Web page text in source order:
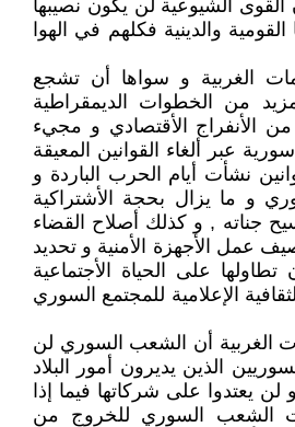
الشيوعية لن يكون نصيبها
والدينية فكلهم في الهوا
الغربية و سواها أن تشجع
من الخطوات الديمقراطية
الأنفراج الأقتصادي و مجيء
عبر ألغاء القوانين المعيقة
نشأت أيام الحرب الباردة و
و ما يزال بحجة الأشتراكية
جناته , و كذلك أصلاح القضاء
عمل الأجهزة الأمنية و تحديد
على الحياة الأجتماعية
الإعلامية للمجتمع السوري
الغربية أن الشعب السوري لن
الذين يديرون أمور البلاد
لن يعتدوا على شركاتها فيما إذا
الشعب السوري للخروج من